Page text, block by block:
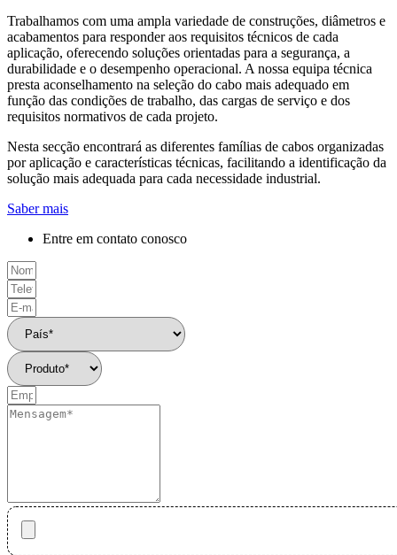
Trabalhamos com uma ampla variedade de construções, diâmetros e
acabamentos para responder aos requisitos técnicos de cada
aplicação, oferecendo soluções orientadas para a segurança, a
durabilidade e o desempenho operacional. A nossa equipa técnica
presta aconselhamento na seleção do cabo mais adequado em
função das condições de trabalho, das cargas de serviço e dos
requisitos normativos de cada projeto.
Nesta secção encontrará as diferentes famílias de cabos organizadas
por aplicação e características técnicas, facilitando a identificação da
solução mais adequada para cada necessidade industrial.
Saber mais
Entre em contato conosco